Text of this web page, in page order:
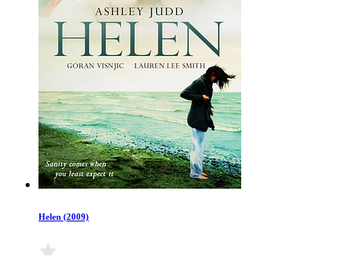
Helen (2009)